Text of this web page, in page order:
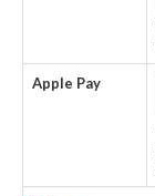
Apple Pay